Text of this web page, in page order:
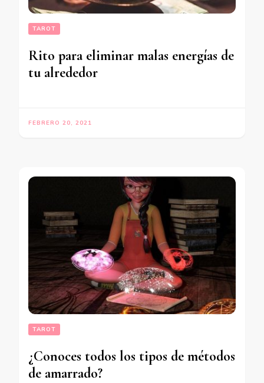
TAROT
Rito para eliminar malas energías de
tu alrededor
FEBRERO 20, 2021
TAROT
¿Conoces todos los tipos de métodos
de amarrado?